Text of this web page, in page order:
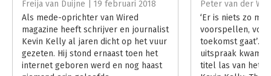
Hoofdrubriek: Strategisch management
Freija van Duijne | 19 februari 2018
Als mede-oprichter van Wired
magazine heeft schrijver en journalist
Kevin Kelly al jaren dicht op het vuur
gezeten. Hij stond ernaast toen het
internet geboren werd en nog haast
Peter van der
‘Er is niets zo
voorspellen,
toekomst gaat’.
uitspraak kwam
titel las van het